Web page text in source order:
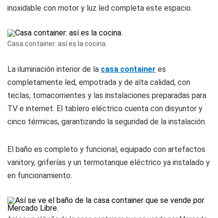
inoxidable con motor y luz led completa este espacio.
Casa container: así es la cocina.
La iluminación interior de la casa container es
completamente led, empotrada y de alta calidad, con
teclas, tomacorrientes y las instalaciones preparadas para
TV e internet. El tablero eléctrico cuenta con disyuntor y
cinco térmicas, garantizando la seguridad de la instalación.
El baño es completo y funcional, equipado con artefactos
vanitory, griferías y un termotanque eléctrico ya instalado y
en funcionamiento.